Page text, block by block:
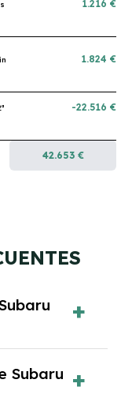
1.216 €
1.824 €
-22.516 €
42.653 €
en el que
el uso del
Subaru